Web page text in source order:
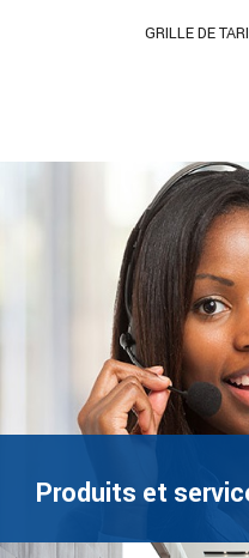
GRILLE DE
Produits et